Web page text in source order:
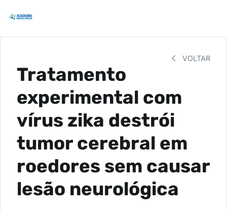
VOLTAR
Tratamento
experimental com
vírus zika destrói
tumor cerebral em
roedores sem causar
lesão neurológica